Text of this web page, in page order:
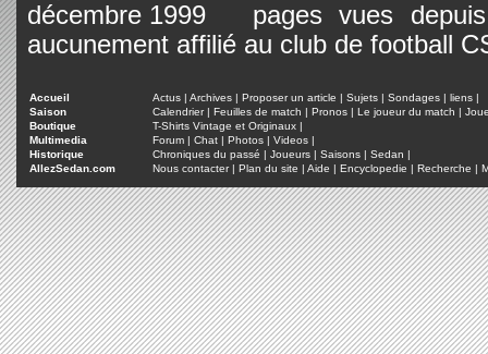
pages vues
aucunement affilié au club de football
Accueil Actus | Archives | Proposer un article | Sujets | Sondages | liens |
Saison
Calendrier| Feuilles de match | Pronos | Le joueur du match |
Boutique
T-Shirts Vintage et Originaux |
Multimedia
Forum | Chat | Photos | Videos |
Historique
Chroniques du passé | Joueurs | Saisons | Sedan |
AllezSedan.com
Nous contacter| Plan du site | Aide | Encyclopedie | Recherche |